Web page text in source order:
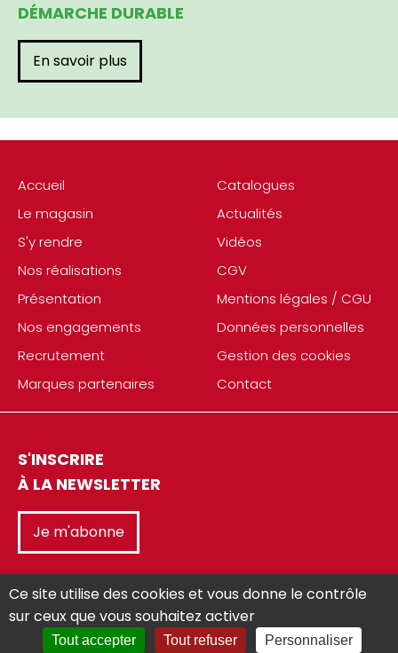
Accueil
Le magasin
S'y rendre
Nos réalisations
Présentation
Nos engagements
Recrutement
Marques partenaires
Catalogues
Actualités
Vidéos
CGV
Mentions légales / CGU
Données personnelles
Gestion des cookies
Contact
S'INSCRIRE
À LA NEWSLETTER
Je m'abonne
Réalisé avec
DÉMARCHE DURABLE
En savoir plus
Ce site utilise des cookies et vous donne le contrôle
sur ceux que vous souhaitez activer
Tout accepter Tout refuser Personnaliser